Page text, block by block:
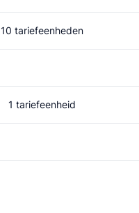
10 tariefeenheden
1 tariefeenheid